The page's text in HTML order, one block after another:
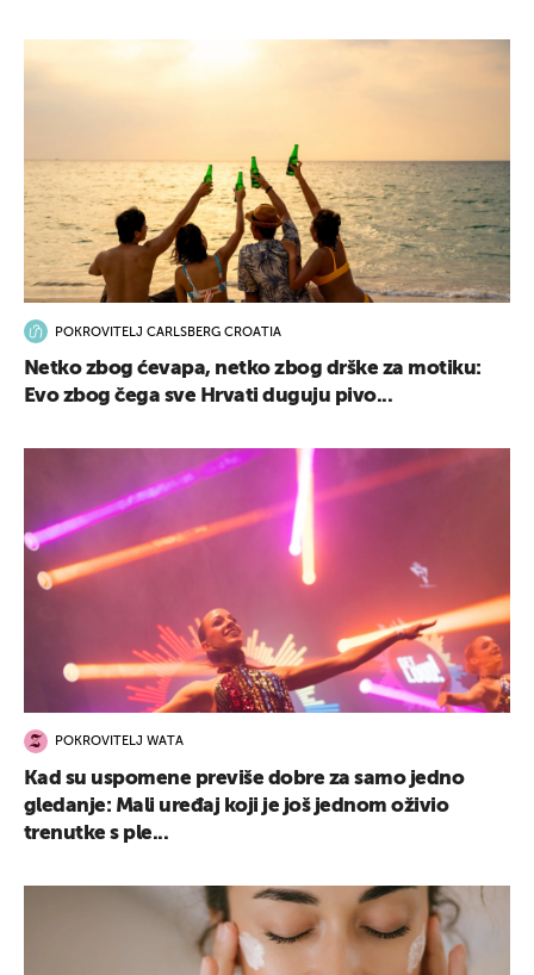
POKROVITELJ CARLSBERG CROATIA
Netko zbog ćevapa, netko zbog drške za motiku:
Evo zbog čega sve Hrvati duguju pivo...
POKROVITELJ WATA
Kad su uspomene previše dobre za samo jedno
gledanje: Mali uređaj koji je još jednom oživio
trenutke s ple...